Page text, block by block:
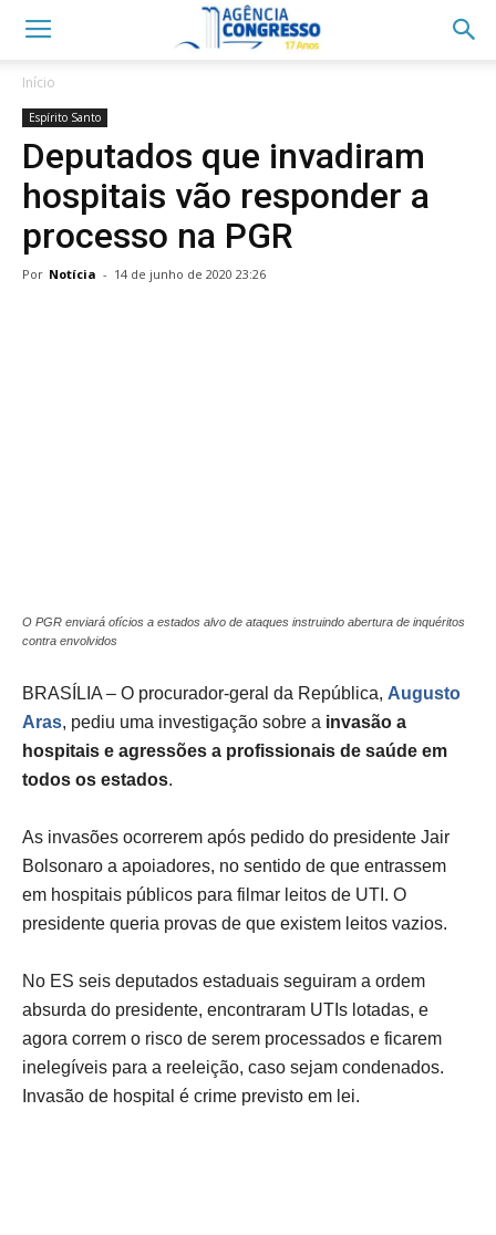
Início
Espírito Santo
Deputados que invadiram
hospitais vão responder a
processo na PGR
Por Notícia - 14 de junho de 2020 23:26
O PGR enviará ofícios a estados alvo de ataques instruindo abertura de inquéritos
contra envolvidos
BRASÍLIA – O procurador-geral da República, Augusto
Aras, pediu uma investigação sobre a invasão a
hospitais e agressões a profissionais de saúde em
todos os estados.
As invasões ocorrerem após pedido do presidente Jair
Bolsonaro a apoiadores, no sentido de que entrassem
em hospitais públicos para filmar leitos de UTI. O
presidente queria provas de que existem leitos vazios.
No ES seis deputados estaduais seguiram a ordem
absurda do presidente, encontraram UTIs lotadas, e
agora correm o risco de serem processados e ficarem
inelegíveis para a reeleição, caso sejam condenados.
Invasão de hospital é crime previsto em lei.